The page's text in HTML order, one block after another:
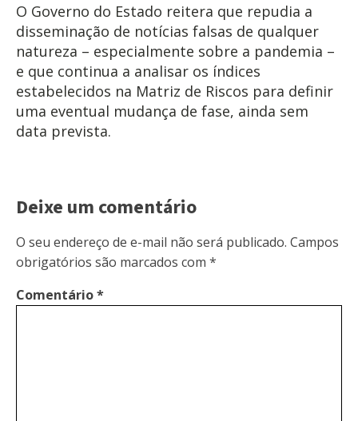
O Governo do Estado reitera que repudia a
disseminação de notícias falsas de qualquer
natureza – especialmente sobre a pandemia –
e que continua a analisar os índices
estabelecidos na Matriz de Riscos para definir
uma eventual mudança de fase, ainda sem
data prevista.
Deixe um comentário
O seu endereço de e-mail não será publicado. Campos
obrigatórios são marcados com *
Comentário*